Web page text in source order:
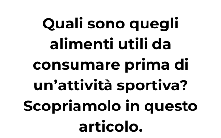
Quali sono quegli
alimenti utili da
consumare prima di
un’attività sportiva?
Scopriamolo in questo
articolo.